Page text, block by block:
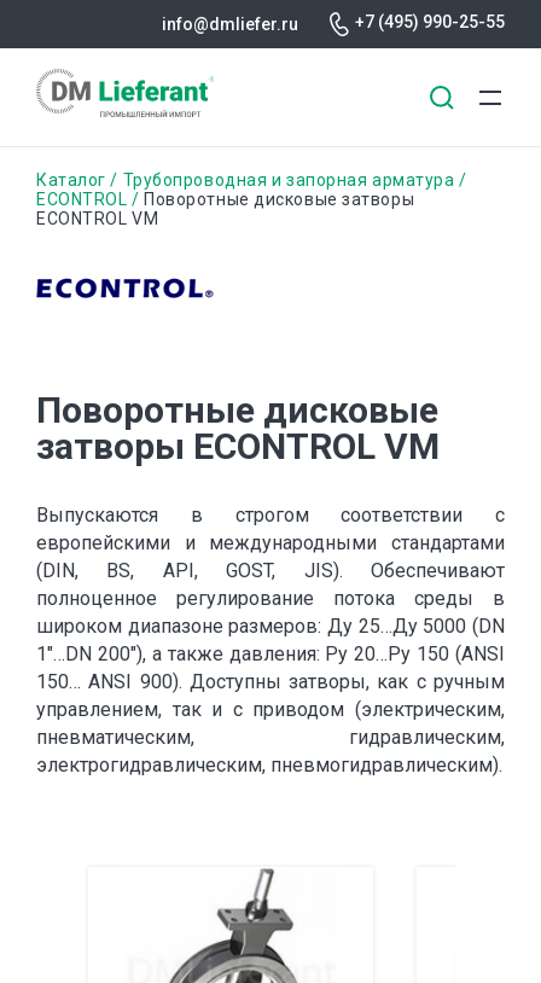
основному
info@dmliefer.ru +7 (495) 990-25-55
Строка
навигации
Каталог
Трубопроводная и запорная арматура
ECONTROL
Поворотные дисковые затворы
ECONTROL VM
Поворотные дисковые
затворы ECONTROL VM
Выпускаются в строгом соответствии с
европейскими и международными стандартами
(DIN, BS, API, GOST, JIS). Обеспечивают
полноценное регулирование потока среды в
широком диапазоне размеров: Ду 25…Ду 5000 (DN
1"…DN 200"), а также давления: Ру 20…Ру 150 (ANSI
150… ANSI 900). Доступны затворы, как с ручным
управлением, так и с приводом (электрическим,
пневматическим, гидравлическим,
электрогидравлическим, пневмогидравлическим).